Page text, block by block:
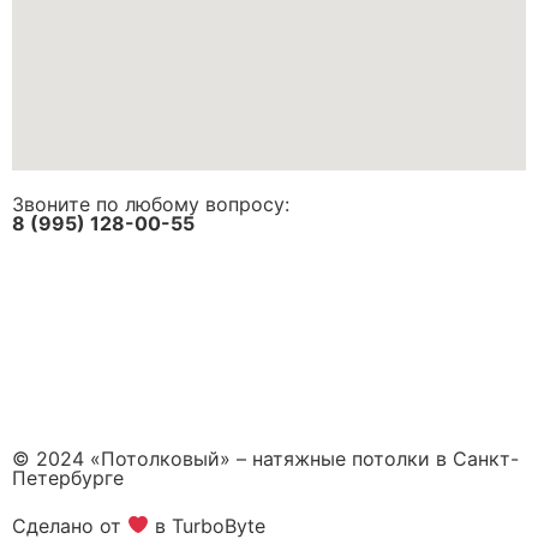
Звоните по любому вопросу:
8 (995) 128-00-55
© 2024 «Потолковый» – натяжные потолки в Санкт-
Петербурге
Сделано от
в TurboByte